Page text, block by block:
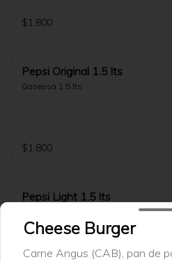
$1.800
Pepsi Original 1.5 lts
Gaseosa 1.5 lts
$1.800
Pepsi Light 1.5 lts
Cheese Burger
Carne Angus (CAB), pan de